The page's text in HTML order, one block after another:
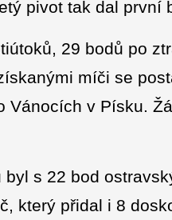
pivot tak dal první
29 bodů po
míči se
Vánocích v Písku.
s 22 bod
který přidal i 8